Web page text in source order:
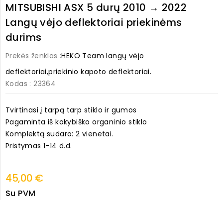
MITSUBISHI ASX 5 durų 2010 → 2022
Langų vėjo deflektoriai priekinėms
durims
Prekės ženklas :HEKO Team langų vėjo
deflektoriai,priekinio kapoto deflektoriai.
Kodas : 23364
Tvirtinasi į tarpą tarp stiklo ir gumos
Pagaminta iš kokybiško organinio stiklo
Komplektą sudaro: 2 vienetai.
Pristymas 1-14 d.d.
45,00 €
Su PVM